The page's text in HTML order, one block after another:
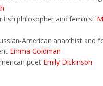
philosopher and feminist
American anarchist and
Emma Goldman
poet Emily Dickinson